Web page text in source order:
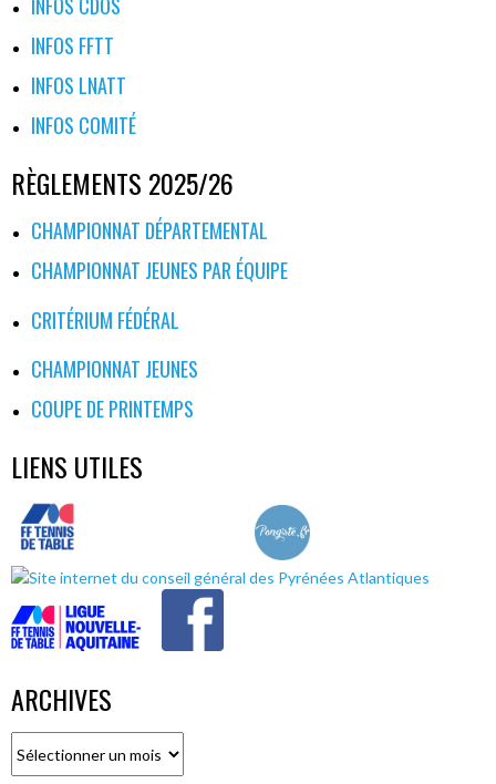
INFOS FFTT
INFOS LNATT
INFOS COMITÉ
RÈGLEMENTS 2025/26
CHAMPIONNAT DÉPARTEMENTAL
CHAMPIONNAT JEUNES PAR ÉQUIPE
CRITÉRIUM FÉDÉRAL
CHAMPIONNAT JEUNES
COUPE DE PRINTEMPS
LIENS UTILES
ARCHIVES